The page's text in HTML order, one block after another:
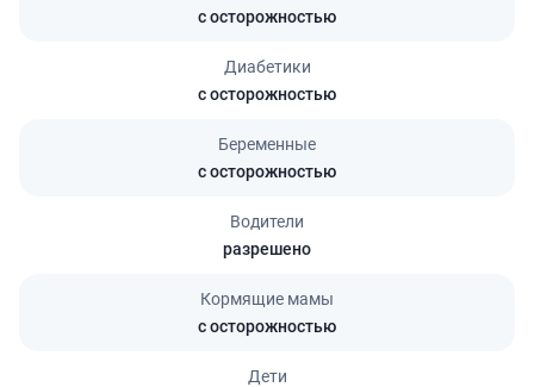
с осторожностью
Диабетики
с осторожностью
Беременные
с осторожностью
Водители
разрешено
Кормящие мамы
с осторожностью
Дети